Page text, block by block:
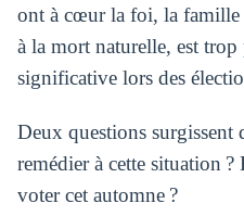
ont à cœur la foi, la famille
à la mort naturelle, est
significative lors des
Deux questions surgissent
remédier à cette situation
voter cet automne ?